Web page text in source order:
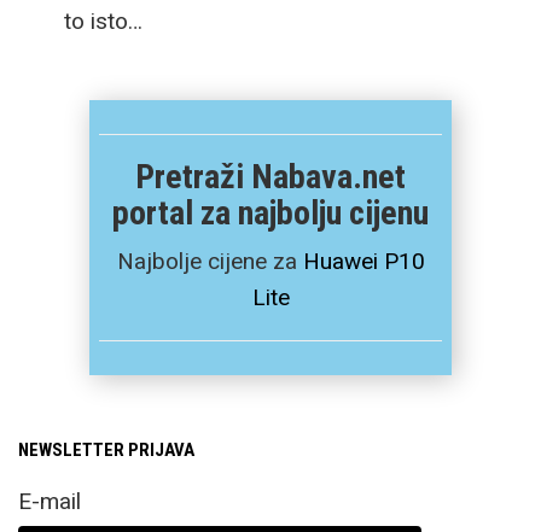
to isto…
Pretraži Nabava.net
portal za najbolju cijenu
Najbolje cijene za Huawei P10
Lite
NEWSLETTER PRIJAVA
E-mail